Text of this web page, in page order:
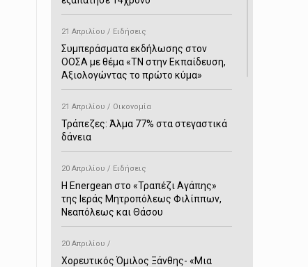
21 Απριλίου / Ειδήσεις
Συμπεράσματα εκδήλωσης στον
ΟΟΣΑ με θέμα «ΤΝ στην Εκπαίδευση,
Αξιολογώντας το πρώτο κύμα»
21 Απριλίου / Οικονομία
Τράπεζες: Άλμα 77% στα στεγαστικά
δάνεια
20 Απριλίου / Ειδήσεις
H Energean στο «Τραπέζι Αγάπης»
της Ιεράς Μητροπόλεως Φιλίππων,
Νεαπόλεως και Θάσου
20 Απριλίου /
Χορευτικός Όμιλος Ξάνθης- «Mια